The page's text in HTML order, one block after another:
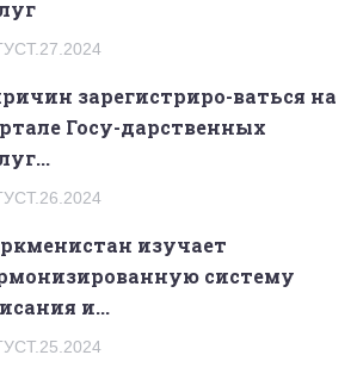
зарегистриро-ваться на
Госу-дарственных
изучает
систему
и...